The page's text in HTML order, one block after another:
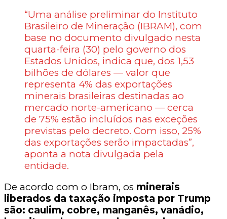
“Uma análise preliminar do Instituto
Brasileiro de Mineração (IBRAM), com
base no documento divulgado nesta
quarta-feira (30) pelo governo dos
Estados Unidos, indica que, dos 1,53
bilhões de dólares — valor que
representa 4% das exportações
minerais brasileiras destinadas ao
mercado norte-americano — cerca
de 75% estão incluídos nas exceções
previstas pelo decreto. Com isso, 25%
das exportações serão impactadas”,
aponta a nota divulgada pela
entidade.
De acordo com o Ibram, os minerais
liberados da taxação imposta por Trump
são: caulim, cobre, manganês, vanádio,